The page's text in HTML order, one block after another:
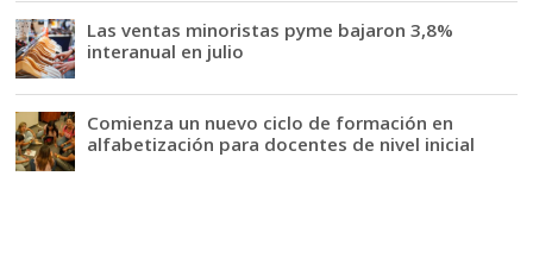
Las ventas minoristas pyme bajaron 3,8%
interanual en julio
Comienza un nuevo ciclo de formación en
alfabetización para docentes de nivel inicial